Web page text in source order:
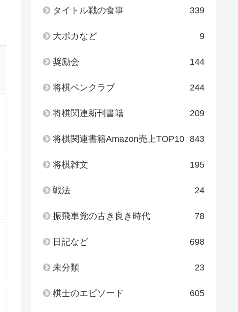
タイトル戦の食事 339
大ポカなど 9
奨励会 144
将棋ペンクラブ 244
将棋関連新刊書籍 209
将棋関連書籍Amazon売上TOP10 843
将棋雑文 195
戦法 24
振飛車党の古き良き時代 78
日記など 698
未分類 23
棋士のエピソード 605